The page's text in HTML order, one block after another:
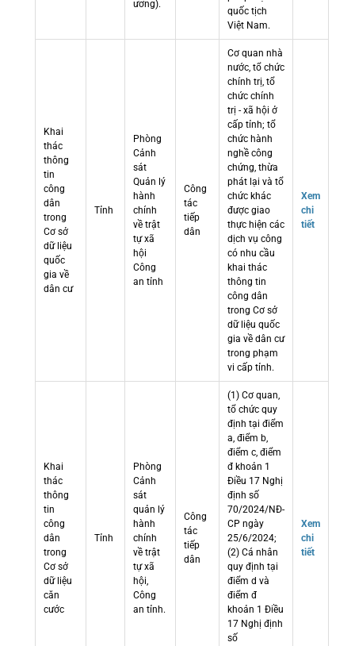
ương).
quốc tịch
Việt Nam.
Khai
thác
thông
tin
công
dân
trong
Cơ sở
dữ liệu
quốc
gia về
dân cư
Tỉnh
Phòng
Cảnh
sát
Quản lý
hành
chính
về trật
tự xã
hội
Công
an tỉnh
Công
tác
tiếp
dân
Cơ quan nhà
nước, tổ chức
chính trị, tổ
chức chính
trị - xã hội ở
cấp tỉnh; tổ
chức hành
nghề công
chứng, thừa
phát lại và tổ
chức khác
được giao
thực hiện các
dịch vụ công
có nhu cầu
khai thác
thông tin
công dân
trong Cơ sở
dữ liệu quốc
gia về dân cư
trong phạm
vi cấp tỉnh.
Xem
chi
tiết
Khai
thác
thông
tin
công
dân
trong
Cơ sở
dữ liệu
căn
cước
Tỉnh
Phòng
Cảnh
sát
quản lý
hành
chính
về trật
tự xã
hội,
Công
an tỉnh.
Công
tác
tiếp
dân
(1) Cơ quan,
tổ chức quy
định tại điểm
a, điểm b,
điểm c, điểm
đ khoản 1
Điều 17 Nghị
định số
70/2024/NĐ-
CP ngày
25/6/2024;
(2) Cá nhân
quy định tại
điểm d và
điểm đ
khoản 1 Điều
17 Nghị định
số
Xem
chi
tiết